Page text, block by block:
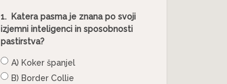
1.
Katera pasma je znana po svoji
izjemni inteligenci in sposobnosti
pastirstva?
A) Koker španjel
B) Border Collie